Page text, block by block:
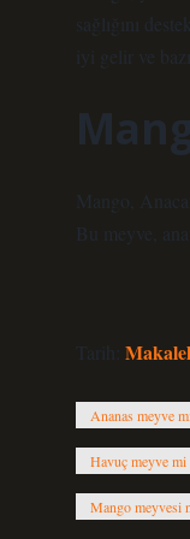
sağlığını
iyi gelir ve
Mango,
Bu meyve,
Tarih:
Ananas meyve
Havuç meyve mi
Mango meyvesi